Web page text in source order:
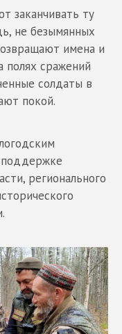
заканчивать ту
не безымянных
имена и
полях сражений
солдаты в
покой.
регионального